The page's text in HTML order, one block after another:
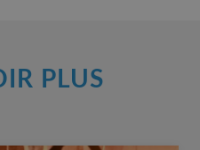
PLUS